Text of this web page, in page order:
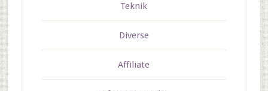
Teknik
Diverse
Affiliate